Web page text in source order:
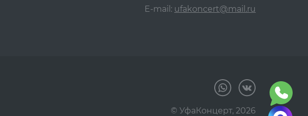
E-mail: ufakoncert@mail.ru
© УфаКонцерт, 2026